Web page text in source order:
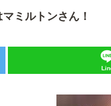
ミルトンさん！